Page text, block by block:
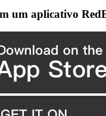
um aplicativo